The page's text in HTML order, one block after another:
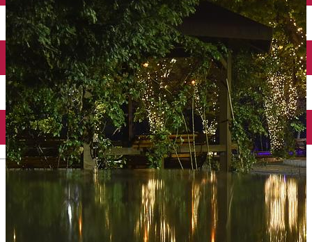
English
Închirieri auto
Închirieri biciclete
Taxi
Încărcare vehicule electrice